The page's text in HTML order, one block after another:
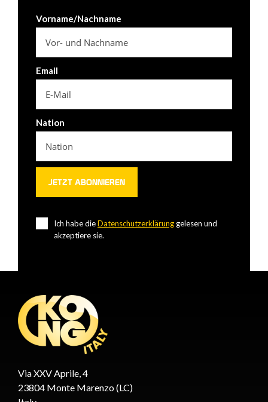
Vorname/Nachname
Email
Nation
Ich habe dieDatenschutzerklärung gelesen und
akzeptiere sie.
Via XXV Aprile, 4
23804 Monte Marenzo (LC)